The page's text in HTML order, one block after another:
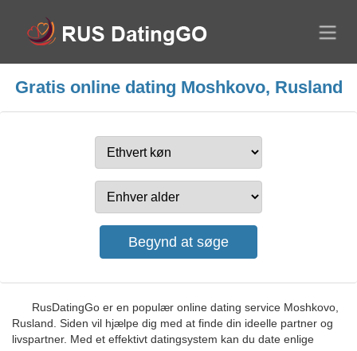
Gratis online dating Moshkovo, Rusland
RusDatingGo er en populær online dating service Moshkovo,
Rusland. Siden vil hjælpe dig med at finde din ideelle partner og
livspartner. Med et effektivt datingsystem kan du date enlige